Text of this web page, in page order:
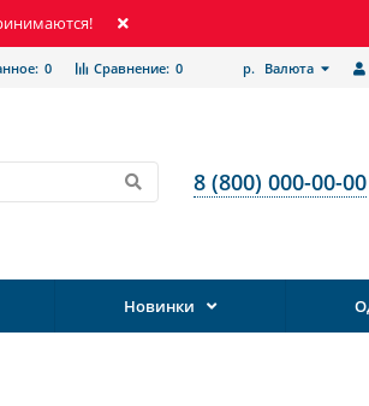
р. Валюта
Сравнение: 0
0
8 (800) 000-00-00
Новинки